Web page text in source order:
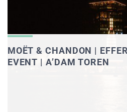
MOËT & CHANDON |
EVENT | A’DAM TOREN